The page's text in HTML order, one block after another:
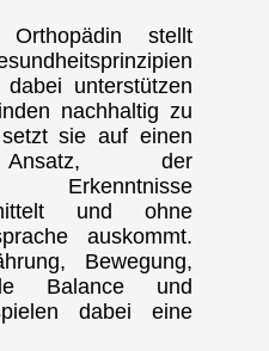
stellt
unterstützen
nachhaltig zu
sie auf einen
Ansatz, der
Erkenntnisse
und ohne
auskommt.
Bewegung,
Balance und
dabei eine